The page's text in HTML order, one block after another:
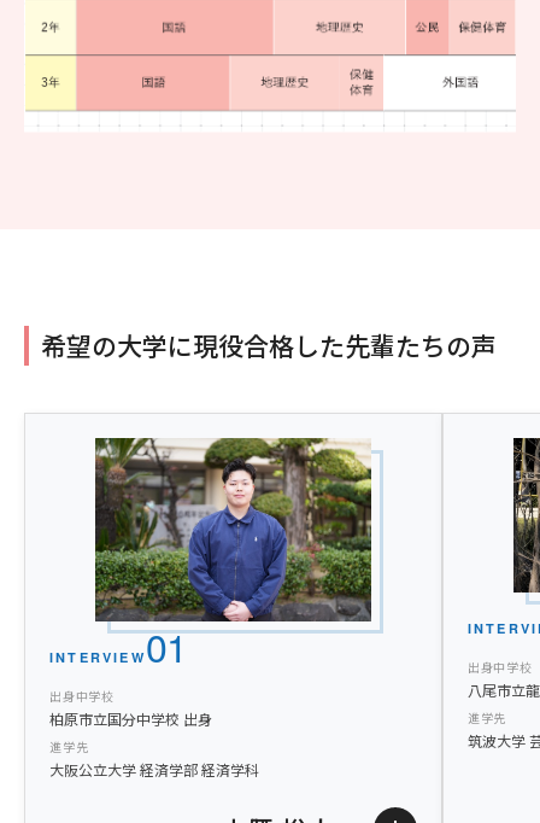
希望の大学に現役合格した先輩たちの声
INTERVIEW01
出身中学校
柏原市立国分中学校 出身
進学先
大阪公立大学 経済学部 経済学科
出身中学校
八尾市立
進学先
筑波大学